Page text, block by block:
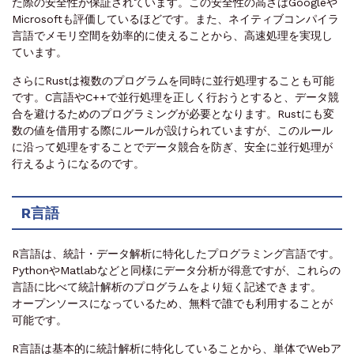
Microsoftも評価しているほどです。また、ネイティブコンパイラ
言語でメモリ空間を効率的に使えることから、高速処理を実現し
ています。
さらにRustは複数のプログラムを同時に並行処理することも可能
です。C言語やC++で並行処理を正しく行おうとすると、データ競
合を避けるためのプログラミングが必要となります。Rustにも変
数の値を借用する際にルールが設けられていますが、このルール
に沿って処理をすることでデータ競合を防ぎ、安全に並行処理が
行えるようになるのです。
R言語
R言語は、統計・データ解析に特化したプログラミング言語です。
PythonやMatlabなどと同様にデータ分析が得意ですが、これらの
言語に比べて統計解析のプログラムをより短く記述できます。
オープンソースになっているため、無料で誰でも利用することが
可能です。
R言語は基本的に統計解析に特化していることから、単体でWebア